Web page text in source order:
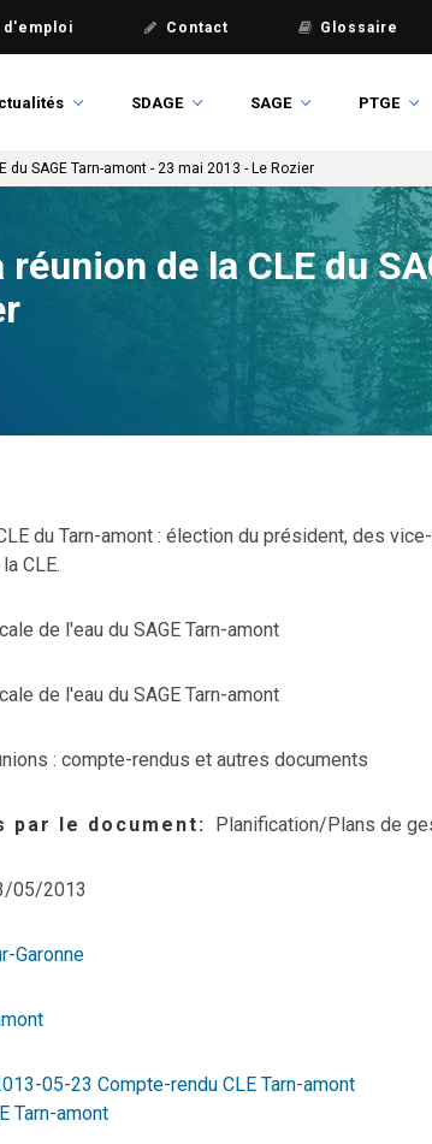
d'emploi Contact Glossaire
SDAGE SAGE PTGE
du SAGE Tarn-amont - 23 mai 2013 - Le Rozier
de la CLE du
du Tarn-amont : élection du président, des
CLE.
de l'eau du SAGE Tarn-amont
de l'eau du SAGE Tarn-amont
: compte-rendus et autres documents
par le document Planification/Plans de
05/2013
Garonne
05-23 Compte-rendu CLE Tarn-amont
Tarn-amont